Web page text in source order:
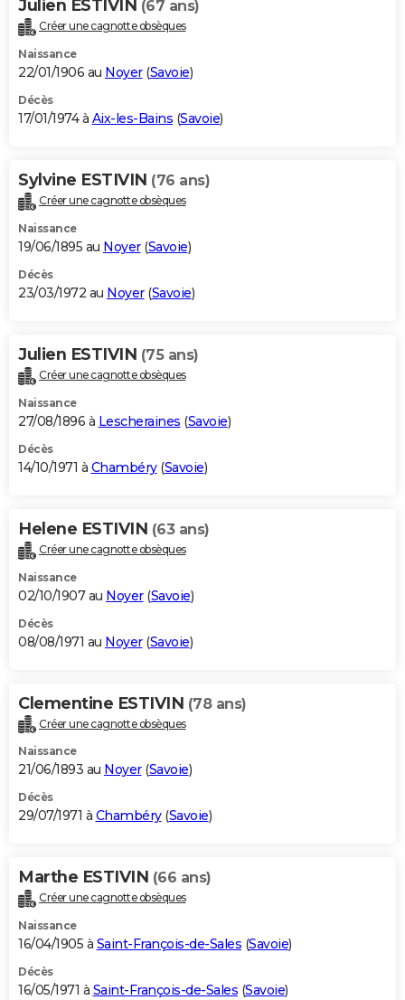
Julien ESTIVIN (67 ans)
Créer une cagnotte obsèques
Naissance
22/01/1906 au Noyer(Savoie)
Décès
17/01/1974 à Aix-les-Bains (Savoie)
Sylvine ESTIVIN (76 ans)
Créer une cagnotte obsèques
Naissance
19/06/1895 au Noyer(Savoie)
Décès
23/03/1972 au Noyer(Savoie)
Julien ESTIVIN (75 ans)
Créer une cagnotte obsèques
Naissance
27/08/1896 à Lescheraines (Savoie)
Décès
14/10/1971 à Chambéry(Savoie)
Helene ESTIVIN (63 ans)
Créer une cagnotte obsèques
Naissance
02/10/1907 au Noyer(Savoie)
Décès
08/08/1971 au Noyer(Savoie)
Clementine ESTIVIN (78 ans)
Créer une cagnotte obsèques
Naissance
21/06/1893 au Noyer(Savoie)
Décès
29/07/1971 à Chambéry(Savoie)
Marthe ESTIVIN (66 ans)
Créer une cagnotte obsèques
Naissance
16/04/1905 à Saint-François-de-Sales (Savoie)
Décès
16/05/1971 à Saint-François-de-Sales (Savoie)